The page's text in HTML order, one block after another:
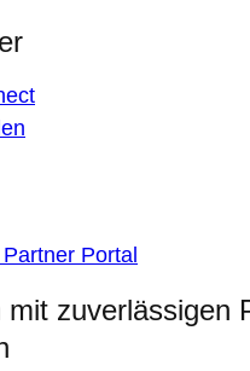
Portal
mit zuverlässigen